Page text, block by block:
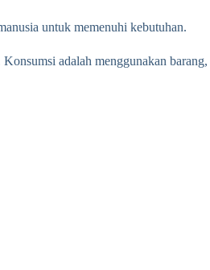
untuk memenuhi kebutuhan.
adalah menggunakan barang,